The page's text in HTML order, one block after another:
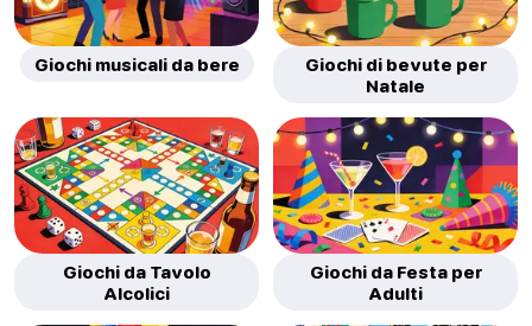
Giochi musicali da bere
Giochi di bevute per
Natale
Giochi da Tavolo
Alcolici
Giochi da Festa per
Adulti